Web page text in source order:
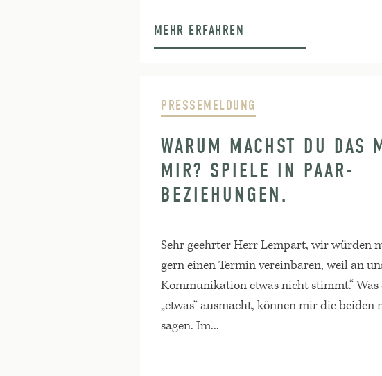
MEHR ERFAHREN
PRESSEMELDUNG
WARUM MACHST DU DAS
MIR? SPIELE IN PAAR-
BEZIEHUNGEN.
Sehr geehrter Herr Lempart, wir würden
gern einen Termin vereinbaren, weil an
Kommunikation etwas nicht stimmt.“ Was
„etwas“ ausmacht, können mir die beiden
sagen. Im...